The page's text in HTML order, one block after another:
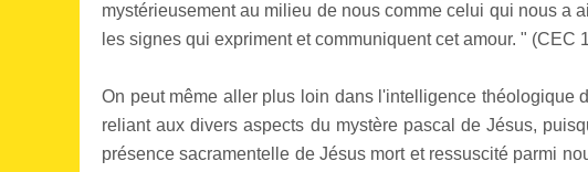
mystérieusement au milieu de nous comme celui qui nous a
les signes qui expriment et communiquent cet amour. " (CEC
On peut même aller plus loin dans l'intelligence
reliant aux divers aspects du mystère pascal de Jésus,
présence sacramentelle de Jésus mort et ressuscité parmi